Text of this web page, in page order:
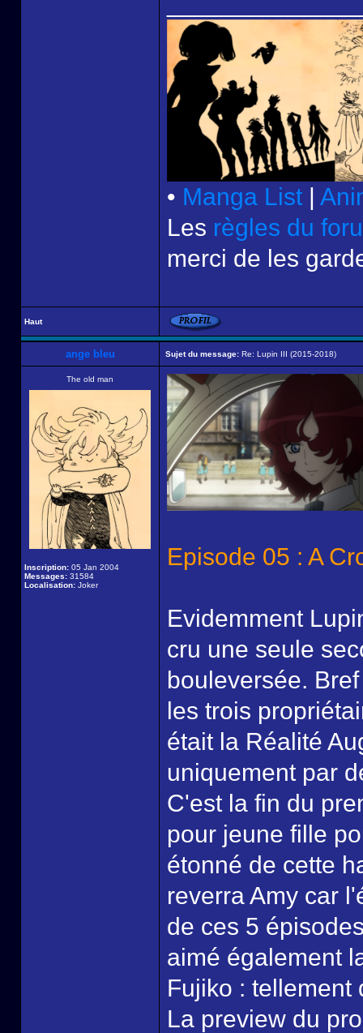
• Manga List |
Les règles du
merci de les
Haut
ange bleu Sujet du message: Re: Lupin III (2015-2018)
The old man
Inscription: 05 Jan 2004
Messages: 31584
Localisation: Joker
Episode 05 : A
Evidemment
cru une seule
bouleversée.
les trois
était la Réalité
uniquement par
C'est la fin du
pour jeune fille
étonné de cette
reverra Amy car
de ces 5
aimé également
Fujiko : tellement
La preview du